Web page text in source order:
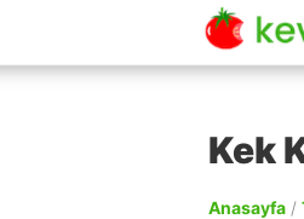
Kek
Anasayfa /